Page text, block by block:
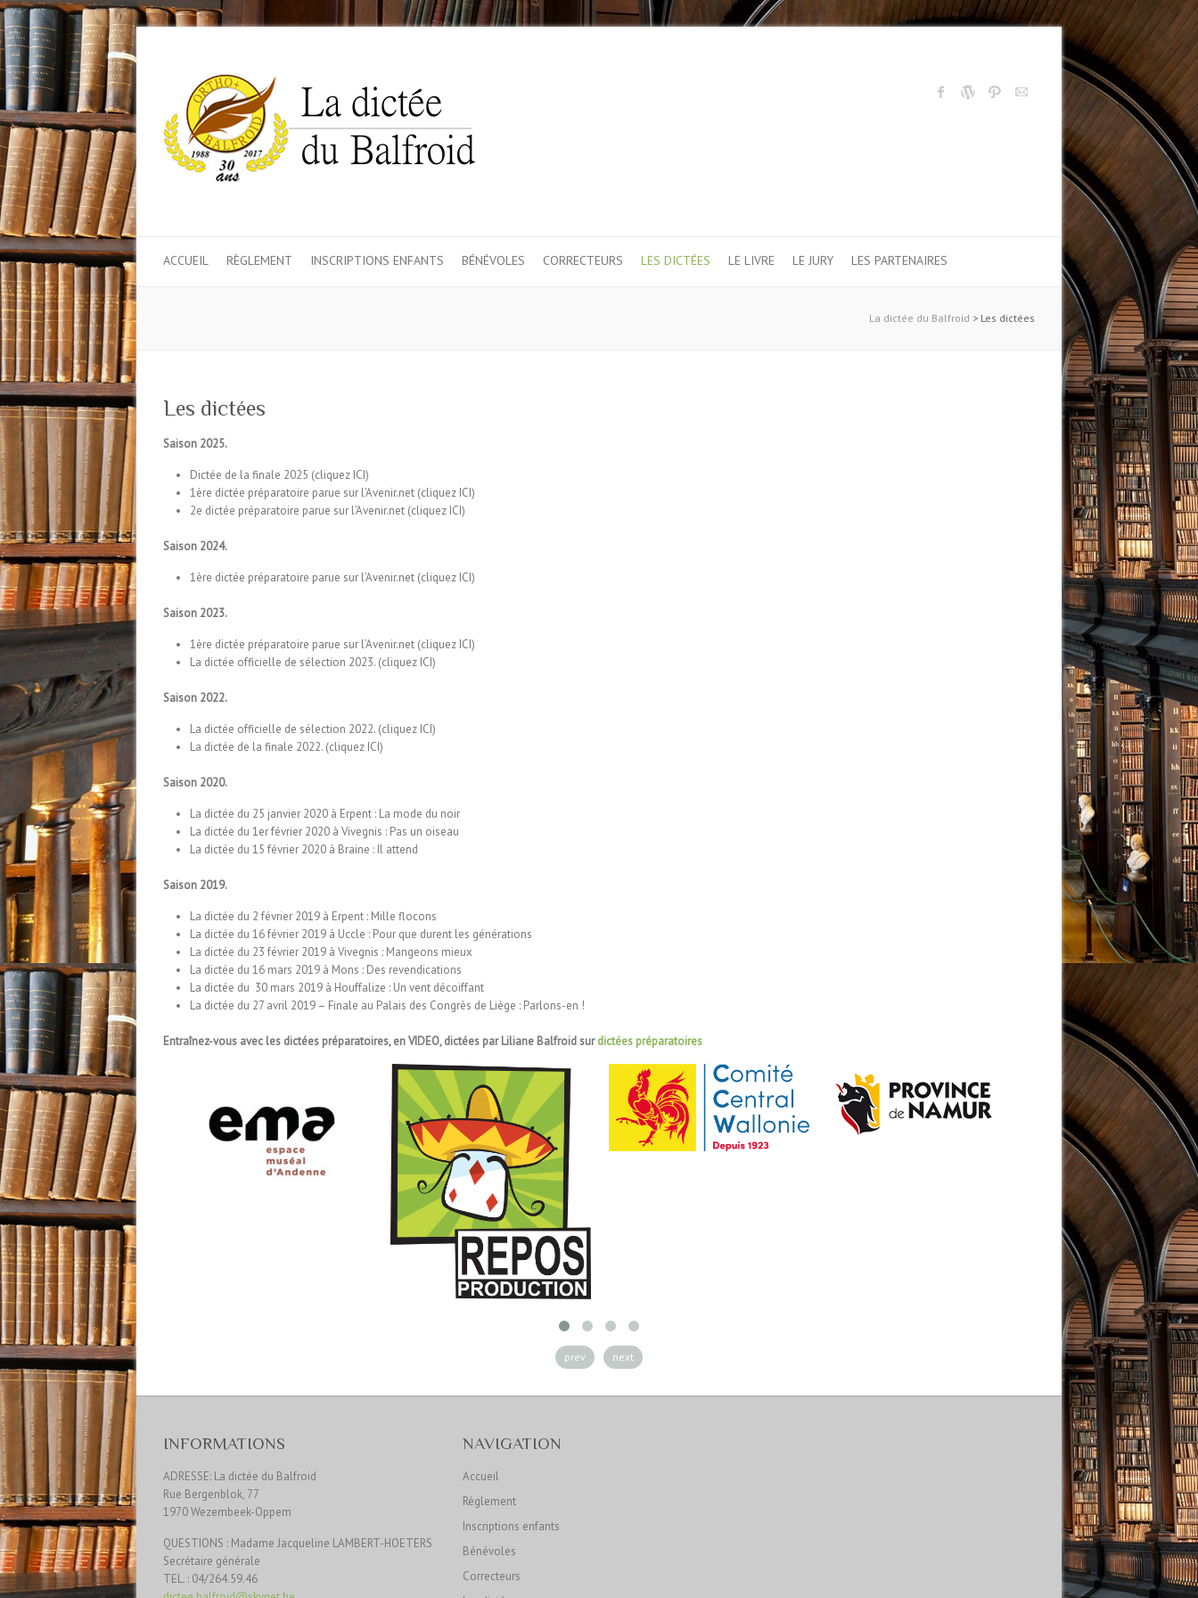
ACCUEIL RÈGLEMENT INSCRIPTIONS ENFANTS BÉNÉVOLES CORRECTEURS LES DICTÉES LE LIVRE LE JURY LES PARTENAIRES
La dictée du Balfroid > Les dictées
Les dictées
Saison 2025.
Dictée de la finale 2025 (cliquez ICI)
1ère dictée préparatoire parue sur l’Avenir.net (cliquez ICI)
2e dictée préparatoire parue sur l’Avenir.net (cliquez ICI)
Saison 2024.
1ère dictée préparatoire parue sur l’Avenir.net (cliquez ICI)
Saison 2023.
1ère dictée préparatoire parue sur l’Avenir.net (cliquez ICI)
La dictée officielle de sélection 2023. (cliquez ICI)
Saison 2022.
La dictée officielle de sélection 2022. (cliquez ICI)
La dictée de la finale 2022. (cliquez ICI)
Saison 2020.
La dictée du 25 janvier 2020 à Erpent : La mode du noir
La dictée du 1er février 2020 à Vivegnis : Pas un oiseau
La dictée du 15 février 2020 à Braine : Il attend
Saison 2019.
La dictée du 2 février 2019 à Erpent : Mille flocons
La dictée du 16 février 2019 à Uccle : Pour que durent les générations
La dictée du 23 février 2019 à Vivegnis : Mangeons mieux
La dictée du 16 mars 2019 à Mons : Des revendications
La dictée du 30 mars 2019 à Houffalize : Un vent décoiffant
La dictée du 27 avril 2019 – Finale au Palais des Congrès de Liège : Parlons-en !
Entraînez-vous avec les dictées préparatoires, en VIDEO, dictées par Liliane Balfroid surdictées préparatoires
prev next
INFORMATIONS
ADRESSE: La dictée du Balfroid
Rue Bergenblok, 77
1970 Wezembeek-Oppem
QUESTIONS : Madame Jacqueline LAMBERT-HOETERS
Secrétaire générale
TEL. : 04/264.59.46
NAVIGATION
Accueil
Règlement
Inscriptions enfants
Bénévoles
Correcteurs